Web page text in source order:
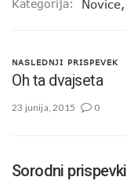
Kategorija: Novice,
NASLEDNJI PRISPEVEK
Oh ta dvajseta
23 junija, 2015 0
Sorodni prispevki